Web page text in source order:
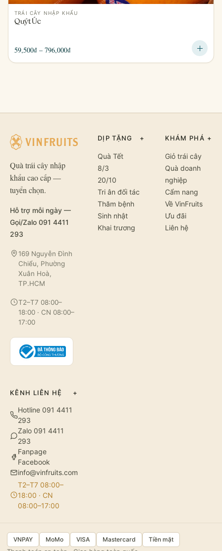
TRÁI CÂY NHẬP KHẨU
Quýt Úc
59,500₫ – 796,000₫
Quà trái cây nhập
khẩu cao cấp —
tuyển chọn.
Hỗ trợ mỗi ngày —
Gọi/Zalo 091 4411
293
169 Nguyễn Đình
Chiểu, Phường
Xuân Hoà,
TP.HCM
T2–T7 08:00–
18:00 · CN 08:00–
17:00
DỊP TẶNG +
Quà Tết
8/3
20/10
Tri ân đối tác
Thăm bệnh
Sinh nhật
Khai trương
KHÁM PHÁ +
Giỏ trái cây
Quà doanh
nghiệp
Cẩm nang
Về VinFruits
Ưu đãi
Liên hệ
KÊNH LIÊN HỆ +
Hotline 091 4411
293
Zalo 091 4411
293
Fanpage
Facebook
info@vinfruits.com
T2–T7 08:00–
18:00 · CN
08:00–17:00
VNPAY MoMo VISA Mastercard Tiền mặt